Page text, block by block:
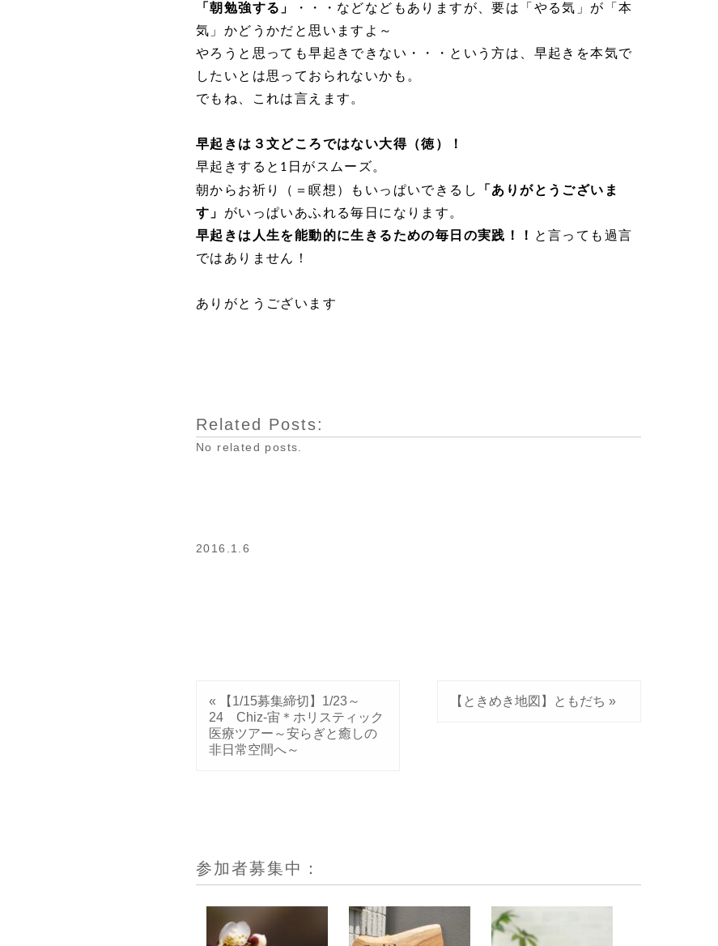
「朝勉強する」
・・・などなどもありますが、要は「やる気」が「本
気」かどうかだと思いますよ～
やろうと思っても早起きできない・・・という方は、早起きを本気で
したいとは思っておられないかも。
でもね、これは言えます。
早起きは３文どころではない大得（徳）！
早起きすると 1 日がスムーズ。
朝からお祈り（＝瞑想）もいっぱいできるし
「ありがとうございま
す」 がいっぱいあふれる毎日になります。
早起きは人生を能動的に生きるための毎日の実践！！ と言っても過言
ではありません！
ありがとうございます
Related Posts:
No related posts.
2016.1.6
«
【1/15募集締切】1/23～
24 Chiz-宙＊ホリスティック
医療ツアー～安らぎと癒しの
非日常空間へ～
【ときめき地図】ともだち »
参加者募集中：